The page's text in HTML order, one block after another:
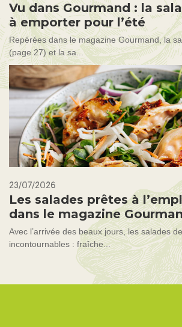
Vu dans Gourmand : la
à emporter pour l’été
Repérées dans le magazine Gourmand, la
(page 27) et la sa...
23/07/2026
Les salades prêtes à
dans le magazine
Avec l’arrivée des beaux jours, les salades
incontournables : fraîche...